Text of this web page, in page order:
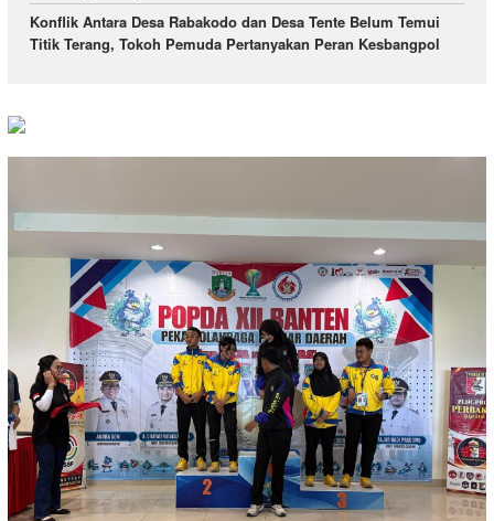
Konflik Antara Desa Rabakodo dan Desa Tente Belum Temui
Titik Terang, Tokoh Pemuda Pertanyakan Peran Kesbangpol